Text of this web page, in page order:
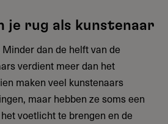
je rug als kunstenaar
dan de helft van de
verdient meer dan het
maken veel kunstenaars
maar hebben ze soms een
voetlicht te brengen en de